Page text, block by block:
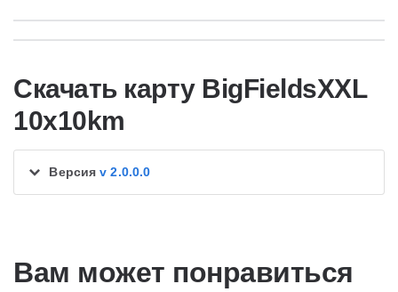
Скачать карту BigFieldsXXL
10x10km
Версияv 2.0.0.0
Вам может понравиться